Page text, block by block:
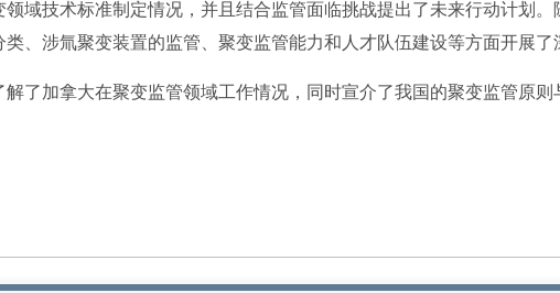
领域技术标准制定情况，并且结合监管面临挑战提出了未来行动计划
、涉氚聚变装置的监管、聚变监管能力和人才队伍建设等方面开展了
了加拿大在聚变监管领域工作情况，同时宣介了我国的聚变监管原则